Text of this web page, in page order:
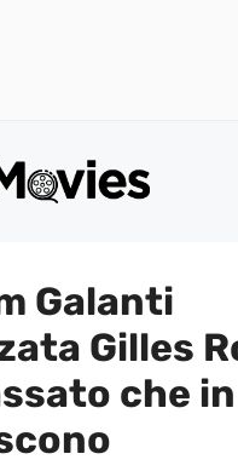
Galanti
Gilles
che